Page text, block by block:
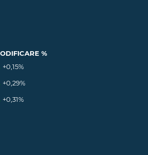
%
+0,15%
+0,29%
+0,31%